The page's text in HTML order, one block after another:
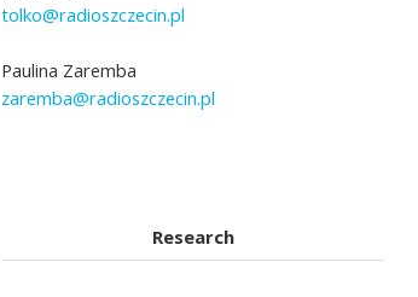
tolko@radioszczecin.pl
Paulina Zaremba
zaremba@radioszczecin.pl
Research